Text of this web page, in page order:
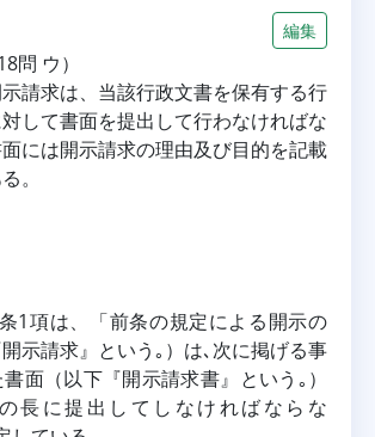
編集
問 ウ）
請求は、当該行政文書を保有する行
して書面を提出して行わなければな
には開示請求の理由及び目的を記載
。
1項は、「前条の規定による開示の
示請求』という｡）は､次に掲げる事
面（以下『開示請求書』という｡）
長に提出してしなければならな